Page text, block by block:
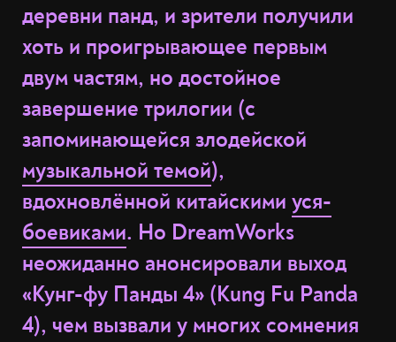
деревни панд, и зрители получили
хоть и проигрывающее первым
двум частям, но достойное
завершение трилогии (с
запоминающейся злодейской
музыкальной темой),
вдохновлённой китайскими уся-
боевиками. Но DreamWorks
неожиданно анонсировали выход
«Кунг-фу Панды 4» (Kung Fu Panda
4), чем вызвали у многих сомнения